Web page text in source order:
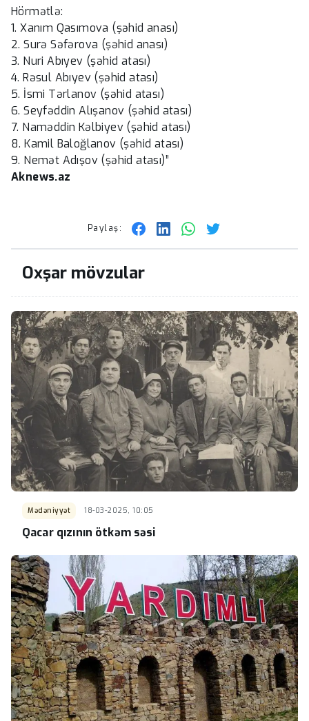
Hörmətlə:
1. Xanım Qasımova (şəhid anası)
2. Surə Səfərova (şəhid anası)
3. Nuri Abıyev (şəhid atası)
4. Rəsul Abıyev (şəhid atası)
5. İsmi Tərlanov (şəhid atası)
6. Seyfəddin Alışanov (şəhid atası)
7. Naməddin Kəlbiyev (şəhid atası)
8. Kamil Baloğlanov (şəhid atası)
9. Nemət Adışov (şəhid atası)”
Aknews.az
Paylaş:
Oxşar mövzular
Mədəniyyət 18-03-2025, 10:05
Qacar qızının ötkəm səsi